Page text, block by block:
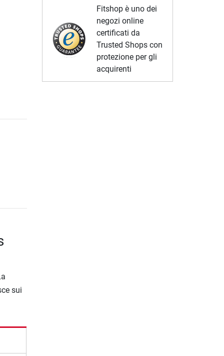
sui
Fitshop è uno dei
negozi online
certificati da
Trusted Shops con
protezione per gli
acquirenti